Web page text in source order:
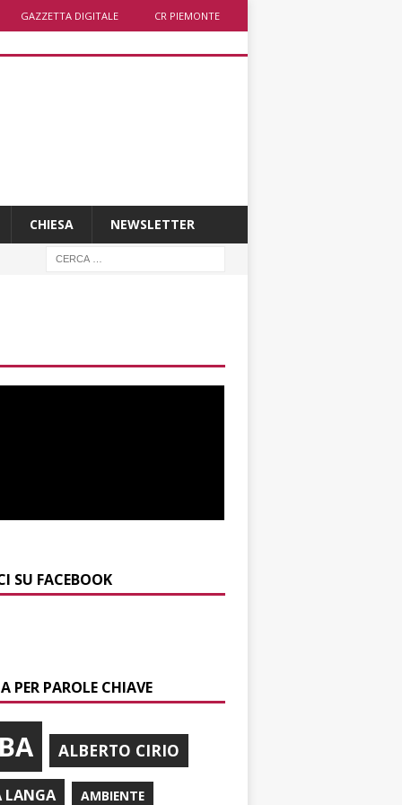
GAZZETTA DIGITALE CR PIEMONTE
CHIESA NEWSLETTER
SU FACEBOOK
PER PAROLE CHIAVE
ALBERTO CIRIO
LANGA AMBIENTE